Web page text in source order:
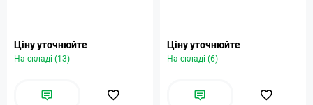
Ціну уточнюйте
На складі (13)
Ціну уточнюйте
На складі (6)